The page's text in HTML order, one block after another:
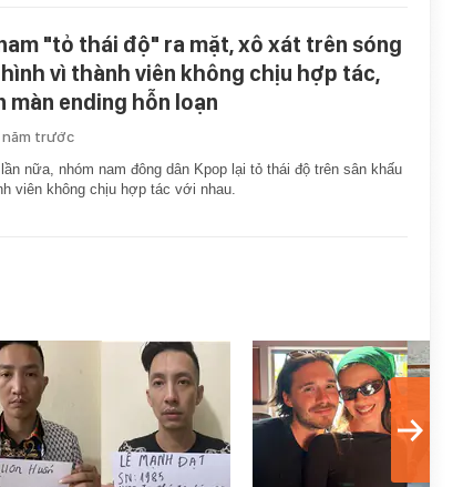
"tỏ thái độ" ra mặt, xô xát trên sóng
vì thành viên không chịu hợp tác,
màn ending hỗn loạn
năm trước
nữa, nhóm nam đông dân Kpop lại tỏ thái độ trên sân khấu
viên không chịu hợp tác với nhau.